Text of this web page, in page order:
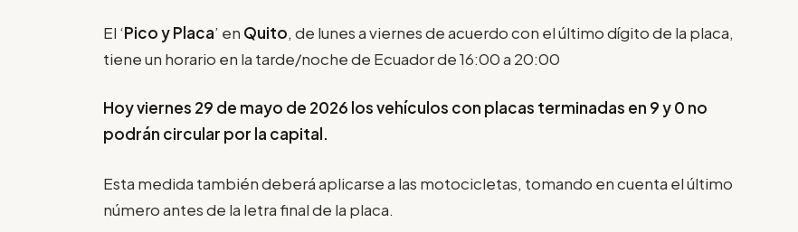
El ‘Pico y Placa’ en Quito, de lunes a viernes de acuerdo con el último dígito de la placa,
tiene un horario en la tarde/noche de Ecuador de 16:00 a 20:00
Hoy viernes 29 de mayo de 2026 los vehículos con placas terminadas en 9 y 0 no
podrán circular por la capital.
Esta medida también deberá aplicarse a las motocicletas, tomando en cuenta el último
número antes de la letra final de la placa.